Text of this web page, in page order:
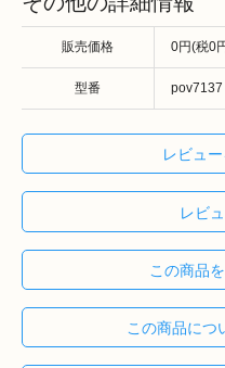
販売価格 0円(税0
型番 pov7137
レビュ
レビ
この商品
この商品につ